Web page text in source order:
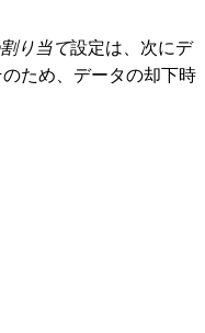
り当て設定は、次にデ
ため、データの却下時